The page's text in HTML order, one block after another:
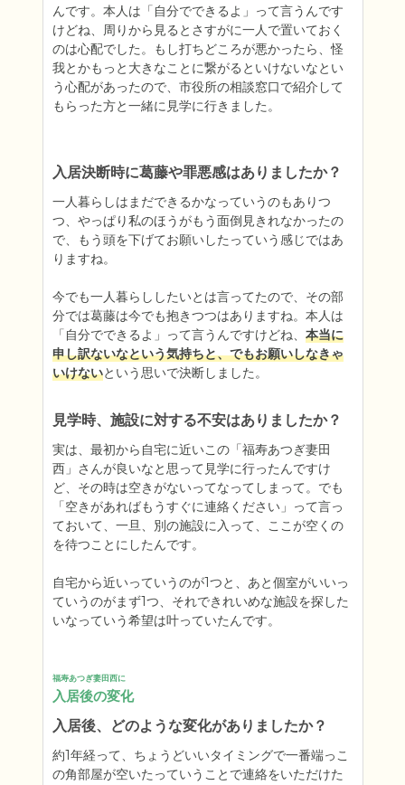
んです。本人は「自分でできるよ」って言うんです
けどね、周りから見るとさすがに一人で置いておく
のは心配でした。もし打ちどころが悪かったら、怪
我とかもっと大きなことに繋がるといけないなとい
う心配があったので、市役所の相談窓口で紹介して
もらった方と一緒に見学に行きました。
入居決断時に葛藤や罪悪感はありましたか？
一人暮らしはまだできるかなっていうのもありつ
つ、やっぱり私のほうがもう面倒見きれなかったの
で、もう頭を下げてお願いしたっていう感じではあ
りますね。
今でも一人暮らししたいとは言ってたので、その部
分では葛藤は今でも抱きつつはありますね。本人は
「自分でできるよ」って言うんですけどね、 本当に
申し訳ないなという気持ちと、でもお願いしなきゃ
いけないという思いで決断しました。
見学時、施設に対する不安はありましたか？
実は、最初から自宅に近いこの「福寿あつぎ妻田
西」さんが良いなと思って見学に行ったんですけ
ど、その時は空きがないってなってしまって。でも
「空きがあればもうすぐに連絡ください」って言っ
ておいて、一旦、別の施設に入って、ここが空くの
を待つことにしたんです。
自宅から近いっていうのが1つと、あと個室がいいっ
ていうのがまず1つ、それできれいめな施設を探した
いなっていう希望は叶っていたんです。
福寿あつぎ妻田西に
入居後の変化
入居後、どのような変化がありましたか？
約1年経って、ちょうどいいタイミングで一番端っこ
の角部屋が空いたっていうことで連絡をいただけた